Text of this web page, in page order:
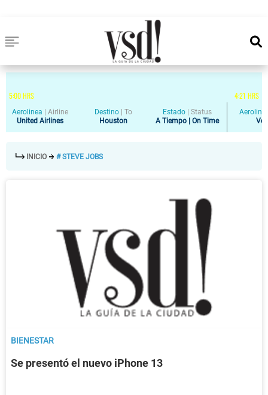
5:00HRS 4:21 HRS
Aerolinea
Airline
United Airlines
Destino
To
Houston
Estado
Status
A Tiempo | On Time
INICIO # STEVE JOBS
BIENESTAR
Se presentó el nuevo iPhone 13